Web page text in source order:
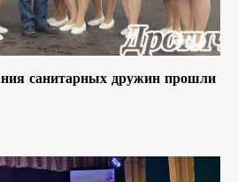
санитарных дружин прошли